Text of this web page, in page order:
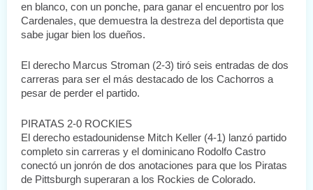
en blanco, con un ponche, para ganar el encuentro por los
Cardenales, que demuestra la destreza del deportista que
sabe jugar bien los dueños.
El derecho Marcus Stroman (2-3) tiró seis entradas de dos
carreras para ser el más destacado de los Cachorros a
pesar de perder el partido.
PIRATAS 2-0 ROCKIES
El derecho estadounidense Mitch Keller (4-1) lanzó partido
completo sin carreras y el dominicano Rodolfo Castro
conectó un jonrón de dos anotaciones para que los Piratas
de Pittsburgh superaran a los Rockies de Colorado.